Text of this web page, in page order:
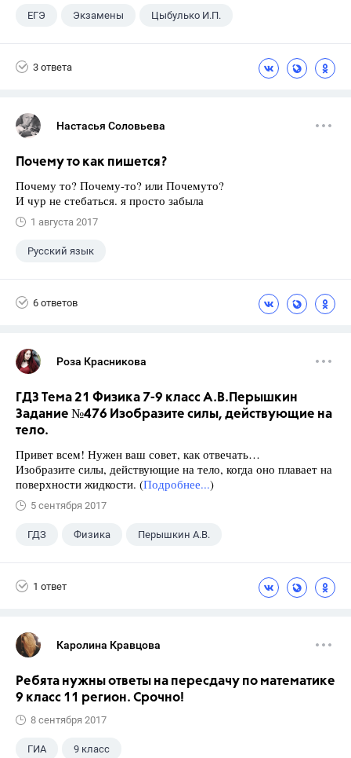
ЕГЭ Экзамены Цыбулько И.П.
3 ответа
Настасья Соловьева
Почему то как пишется?
Почему то? Почему-то? или Почемуто?
И чур не стебаться. я просто забыла
1 августа 2017
Русский язык
6 ответов
Роза Красникова
ГДЗ Тема 21 Физика 7-9 класс А.В.Перышкин
Задание №476 Изобразите силы, действующие на
тело.
Привет всем! Нужен ваш совет, как отвечать…
Изобразите силы, действующие на тело, когда оно плавает на
поверхности жидкости. (Подробнее...)
5 сентября 2017
ГДЗ Физика Перышкин А.В.
1 ответ
Каролина Кравцова
Ребята нужны ответы на пересдачу по математике
9 класс 11 регион. Срочно!
8 сентября 2017
ГИА 9 класс